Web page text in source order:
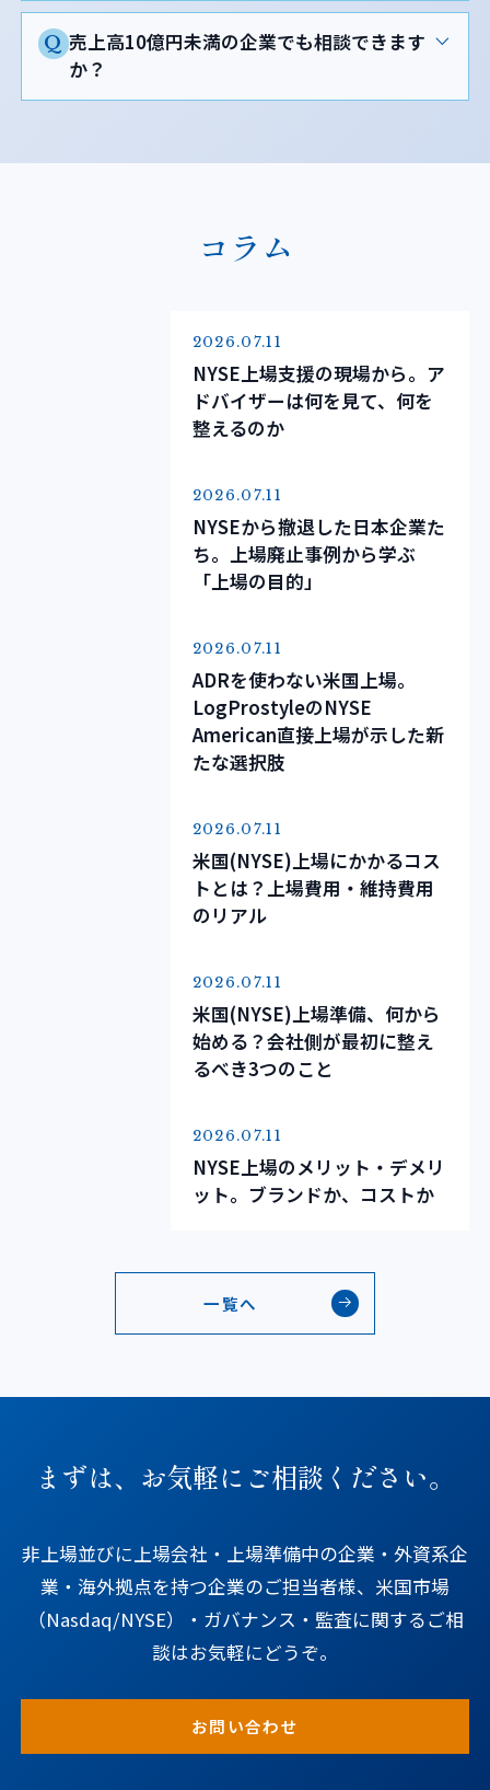
Q 売上高10億円未満の企業でも相談できます
か？
コラム
2026.07.11
NYSE上場支援の現場から。ア
ドバイザーは何を見て、何を
整えるのか
2026.07.11
NYSEから撤退した日本企業た
ち。上場廃止事例から学ぶ
「上場の目的」
2026.07.11
ADRを使わない米国上場。
LogProstyleのNYSE
American直接上場が示した新
たな選択肢
2026.07.11
米国(NYSE)上場にかかるコス
トとは？上場費用・維持費用
のリアル
2026.07.11
米国(NYSE)上場準備、何から
始める？会社側が最初に整え
るべき3つのこと
2026.07.11
NYSE上場のメリット・デメリ
ット。ブランドか、コストか
一覧へ
まずは、お気軽にご相談ください。
非上場並びに上場会社・上場準備中の企業・外資系企
業・海外拠点を持つ企業のご担当者様、米国市場
（Nasdaq/NYSE）・ガバナンス・監査に関するご相
談はお気軽にどうぞ。
お問い合わせ